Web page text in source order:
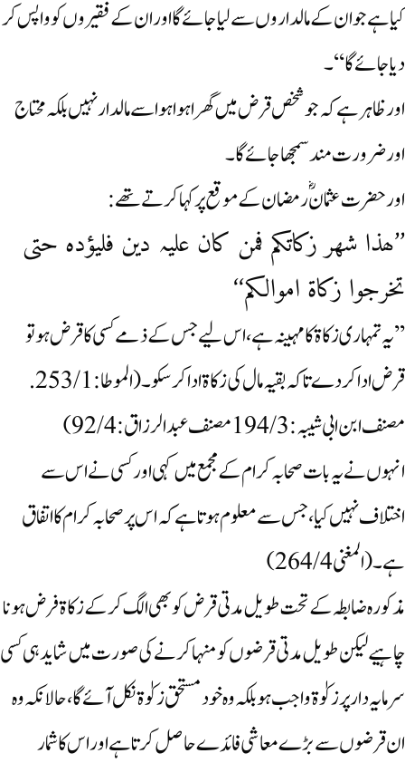
کیا ہے جو ان کے مالداروں سے لیاجائے گا اور ان کے فقیروں کو واپس کر
دیاجائے گا‘‘۔
اورظاہر ہے کہ جو شخص قرض میں گھرا ہو ا ہو اسے مالدار نہیں بلکہ محتاج
اورضرورت مند سمجھا جائے گا۔
اور حضرت عثمانؓ رمضان کے موقع پر کہاکرتے تھے:
’’ھذا شھر زکاتکم فمن کان علیہ دین فلیؤدہ حتی
تخرجوا زکاۃ اموالکم‘‘
’’یہ تمہاری زکاۃ کا مہینہ ہے، اس لیے جس کے ذمے کسی کا قرض ہو تو
قرض ادا کردے تاکہ بقیہ مال کی زکاۃ ادا کرسکو۔ (الموطا:253/1.
مصنف ابن ابی شیبہ:194/3 مصنف عبدالرزاق:92/4)
انہوں نے یہ بات صحابہ کرام کے مجمع میں کہی اور کسی نے اس سے
اختلاف نہیں کیا، جس سے معلوم ہوتا ہے کہ اس پر صحابہ کرام کا اتفاق
ہے۔ (المغنی 264/4)
مذکورہ ضابطہ کے تحت طویل مدتی قرض کو بھی الگ کرکے زکاۃ فرض ہونا
چاہیے لیکن طویل مدتی قرضوں کو منہا کرنے کی صورت میں شاید ہی کسی
سرمایہ دار پر زکوٰۃ واجب ہو بلکہ وہ خود مستحق زکوٰۃ نکل آئے گا، حالانکہ وہ
ان قرضوں سے بڑے معاشی فائدے حاصل کرتا ہے اور اس کا شمار